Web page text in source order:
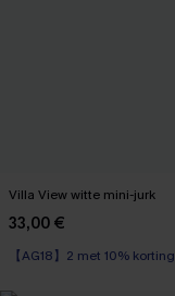
Villa View witte mini-jurk
33,00 €
【AG18】2 met 10% korting